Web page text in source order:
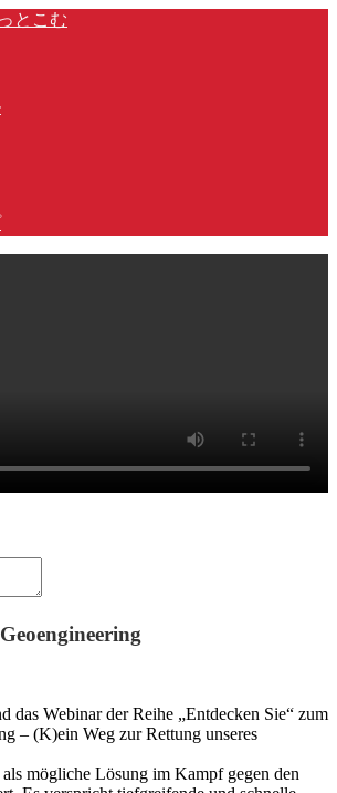
とこむ
das Webinar der Reihe „Entdecken Sie“ zum
– (K)ein Weg zur Rettung unseres
mögliche Lösung im Kampf gegen den